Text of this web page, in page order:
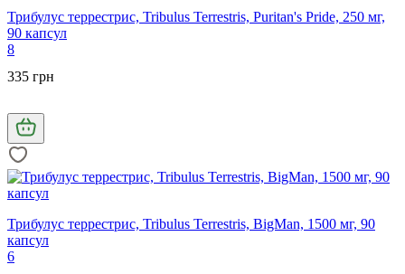
Трибулус террестрис, Tribulus Terrestris, Puritan's Pride, 250 мг,
90 капсул
8
335 грн
Трибулус террестрис, Tribulus Terrestris, BigMan, 1500 мг, 90
капсул
6